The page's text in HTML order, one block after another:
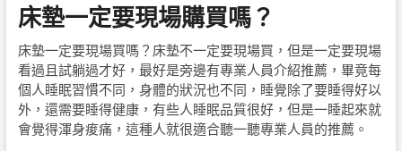
床墊一定要現場購買嗎？
床墊一定要現場買嗎？床墊不一定要現場買，但是一定要現場
看過且試躺過才好，最好是旁邊有專業人員介紹推薦，畢竟每
個人睡眠習慣不同，身體的狀況也不同，睡覺除了要睡得好以
外，還需要睡得健康，有些人睡眠品質很好，但是一睡起來就
會覺得渾身痠痛，這種人就很適合聽一聽專業人員的推薦。